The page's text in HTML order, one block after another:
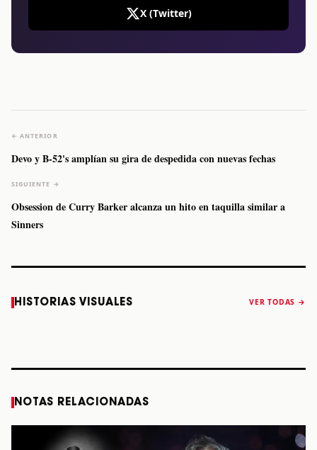
X (Twitter)
← ANTERIOR
Devo y B-52's amplían su gira de despedida con nuevas fechas
SIGUIENTE →
Obsession de Curry Barker alcanza un hito en taquilla similar a
Sinners
HISTORIAS VISUALES VER TODAS →
a Monterrey el
Staiti, guitarrista
anuncia “Reality
NOTAS RELACIONADAS